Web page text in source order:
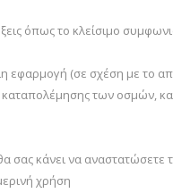
όπως το κλείσιμο
εφαρμογή (σε σχέση με το
των οσμών,
κάνει να αναστατώσετε
χρήση